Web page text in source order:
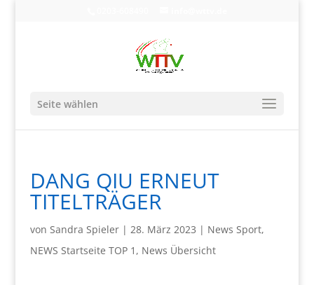
Seite wählen
DANG QIU ERNEUT
TITELTRÄGER
von Sandra Spieler| 28. März 2023 | News Sport,
NEWS Startseite TOP 1 , News Übersicht